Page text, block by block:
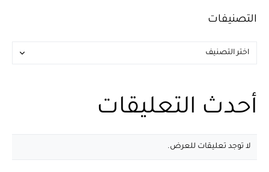
التصنيفات
أحدث التعليقات
لا توجد تعليقات للعرض.